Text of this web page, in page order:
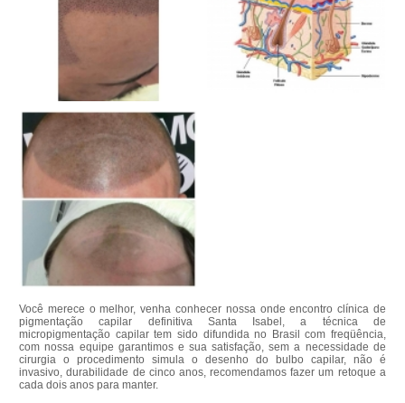
Você merece o melhor, venha conhecer nossa onde encontro clínica de
pigmentação capilar definitiva Santa Isabel, a técnica de
micropigmentação capilar tem sido difundida no Brasil com freqüência,
com nossa equipe garantimos e sua satisfação, sem a necessidade de
cirurgia o procedimento simula o desenho do bulbo capilar, não é
invasivo, durabilidade de cinco anos, recomendamos fazer um retoque a
cada dois anos para manter.